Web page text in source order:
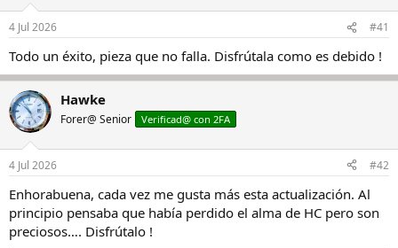
e
:
4 Jul 2026 #41
Todo un éxito, pieza que no falla. Disfrútala como es debido !
Hawke
Forer@ Senior Verificad@ con 2FA
4 Jul 2026 #42
Enhorabuena, cada vez me gusta más esta actualización. Al
principio pensaba que había perdido el alma de HC pero son
preciosos…. Disfrútalo !